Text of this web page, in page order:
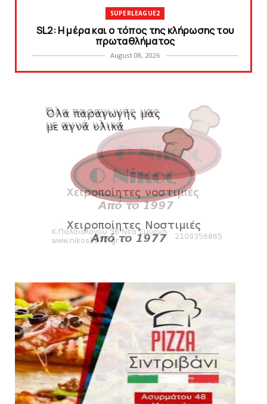
SUPERLEAGUE2
SL2: Η μέρα και ο τόπος της κλήρωσης του
πρωταθλήματος
August 08, 2026
KARA TALKS
August 07, 2026
KARA TALKS
«Kara Talks»: LIVE 21:00
August 07, 2026
SLIDE
Κύπελλο: Την Τετάρτη 19 Αυγούστου το Νίκη
Βόλου - Πανιώνιος
HEADLINES
KARA TALKS
«Kara Talks» LIVE: Παρασκευή στις 21:00
August 06, 2026